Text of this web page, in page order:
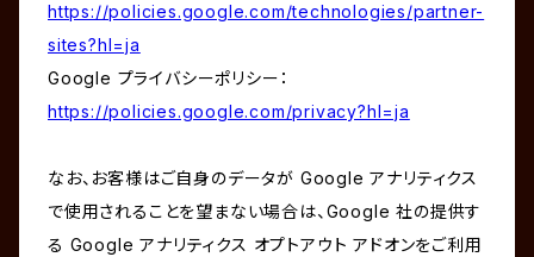
https://policies.google.com/technologies/partner-
sites?hl=ja
Google プライバシーポリシー：
https://policies.google.com/privacy?hl=ja
なお、お客様はご自身のデータが Google アナリティクス
で使用されることを望まない場合は、Google 社の提供す
る Google アナリティクス オプトアウト アドオンをご利用